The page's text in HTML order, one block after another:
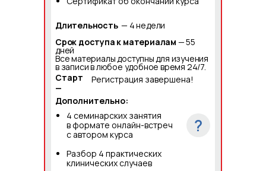
Дополнительно:
Старт
—
Регистрация завершена!
Длительность— 4 недели
Срок доступа к материалам — 55
дней
Все материалы доступны для изучения
в записи в любое удобное время 24/7.
4 семинарских занятия
в формате онлайн-встреч
с автором курса
Разбор 4 практических
клинических случаев
?